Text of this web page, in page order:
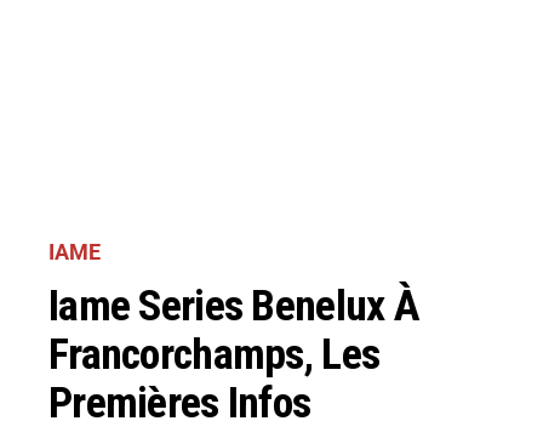
IAME
Iame Series Benelux À
Francorchamps, Les
Premières Infos